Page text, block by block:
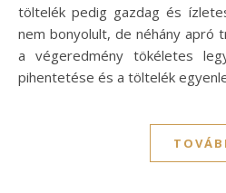
töltelék pedig gazdag és
nem bonyolult, de néhány apró
a végeredmény tökéletes
pihentetése és a töltelék